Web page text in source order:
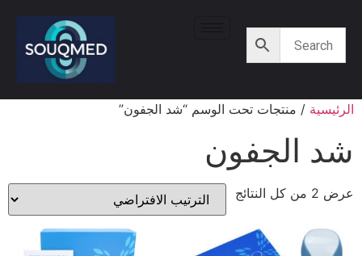
الرئيسية/ منتجات تحت الوسم “شد الجفون”
شد الجفون
عرض ⁦2⁩ من كل النتائج